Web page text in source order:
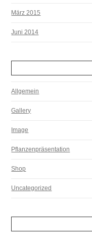
März 2015
Juni 2014
Allgemein
Gallery
Image
Pflanzenpräsentation
Shop
Uncategorized